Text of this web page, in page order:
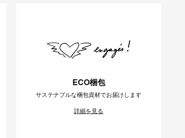
ECO梱包
サステナブルな梱包資材でお届けします
詳細を見る